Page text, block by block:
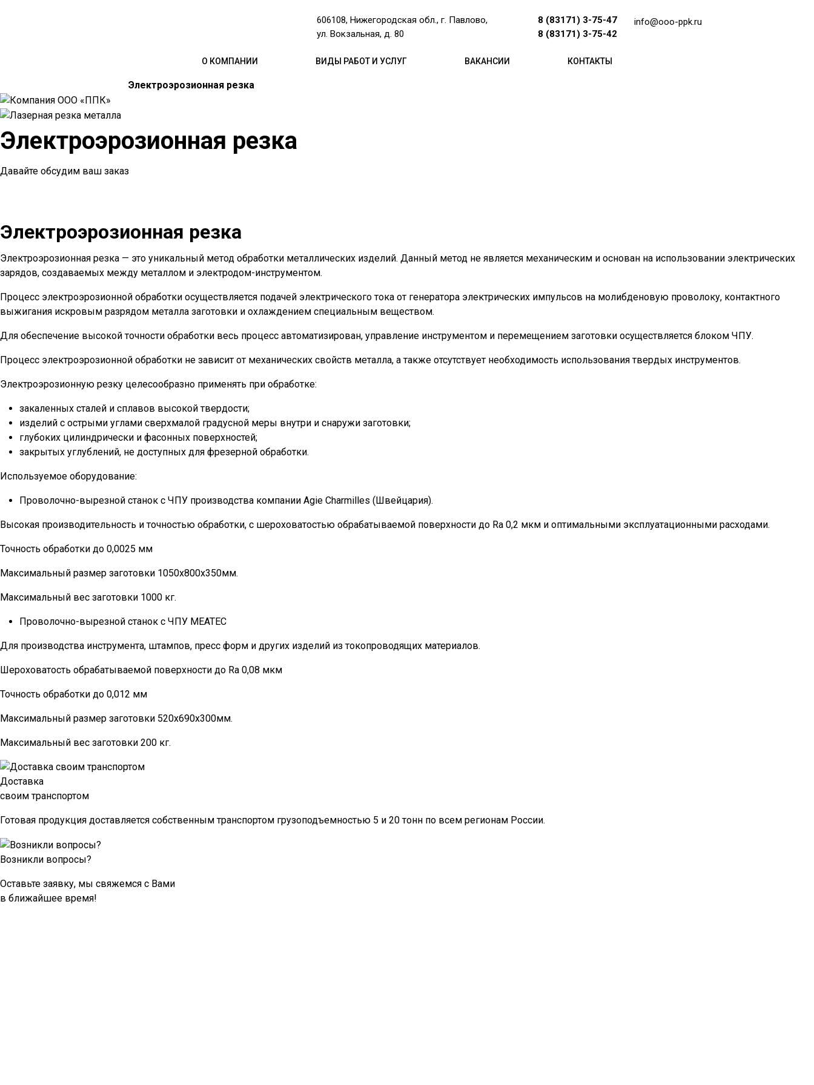
info@ooo-ppk.ru
606108, Нижегородская обл., г. Павлово,
ул. Вокзальная, д. 80
8 (83171) 3-75-47
8 (83171) 3-75-42
Оставить заявку
О КОМПАНИИ ВИДЫ РАБОТ И УСЛУГ ВАКАНСИИ КОНТАКТЫ
Электроэрозионная резка
Электроэрозионная резка
Давайте обсудим ваш заказ
Электроэрозионная резка
Электроэрозионная резка — это уникальный метод обработки металлических изделий. Данный метод не является механическим и основан на использовании электрических
зарядов, создаваемых между металлом и электродом-инструментом.
Процесс электроэрозионной обработки осуществляется подачей электрического тока от генератора электрических импульсов на молибденовую проволоку, контактного
выжигания искровым разрядом металла заготовки и охлаждением специальным веществом.
Для обеспечение высокой точности обработки весь процесс автоматизирован, управление инструментом и перемещением заготовки осуществляется блоком ЧПУ.
Процесс электроэрозионной обработки не зависит от механических свойств металла, а также отсутствует необходимость использования твердых инструментов.
Электроэрозионную резку целесообразно применять при обработке:
закаленных сталей и сплавов высокой твердости;
изделий с острыми углами сверхмалой градусной меры внутри и снаружи заготовки;
глубоких цилиндрически и фасонных поверхностей;
закрытых углублений, не доступных для фрезерной обработки.
Используемое оборудование:
Проволочно-вырезной станок с ЧПУ производства компании Agie Charmilles (Швейцария).
Высокая производительность и точностью обработки, с шероховатостью обрабатываемой поверхности до Ra 0,2 мкм и оптимальными эксплуатационными расходами.
Точность обработки до 0,0025 мм
Максимальный размер заготовки 1050х800х350мм.
Максимальный вес заготовки 1000 кг.
Проволочно-вырезной станок с ЧПУ MEATEC
Для производства инструмента, штампов, пресс форм и других изделий из токопроводящих материалов.
Шероховатость обрабатываемой поверхности до Ra 0,08 мкм
Точность обработки до 0,012 мм
Максимальный размер заготовки 520х690х300мм.
Максимальный вес заготовки 200 кг.
Доставка
своим транспортом
Готовая продукция доставляется собственным транспортом грузоподъемностью 5 и 20 тонн по всем регионам России.
Возникли вопросы?
Оставьте заявку, мы свяжемся с Вами
в ближайшее время!